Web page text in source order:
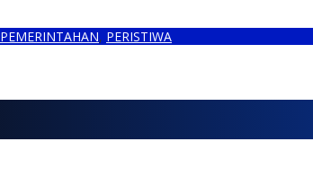
PEMERINTAHAN, PERISTIWA